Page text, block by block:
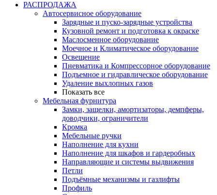
РАСПРОДАЖА
Автосервисное оборудование
Зарядные и пуско-зарядные устройства
Кузовной ремонт и подготовка к окраске
Маслосменное оборудование
Моечное и Климатическое оборудование
Освещение
Пневматика и Компрессорное оборудование
Подъемное и гидравлическое оборудование
Удаление выхлопных газов
Показать все
Мебельная фурнитура
Замки, защелки, амортизаторы, демпферы,
доводчики, ограничители
Кромка
Мебельные ручки
Наполнение для кухни
Наполнение для шкафов и гардеробных
Направляющие и системы выдвижения
Петли
Подъёмные механизмы и газлифты
Профиль